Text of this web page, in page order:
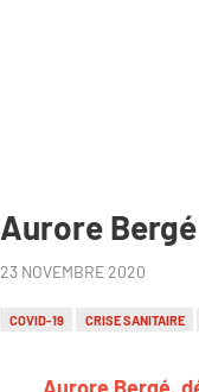
Aurore
23 NOVEMBRE 2020
COVID-19 CRISE SANITAIRE
Aurore Bergé,